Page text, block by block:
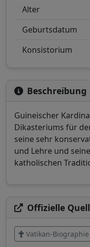
Alter
Geburtsdatum
Konsistorium
Beschreibung
Guineischer
Dikasteriums für
seine sehr
und Lehre und
katholischen
Offizielle
Vatikan-Biographie